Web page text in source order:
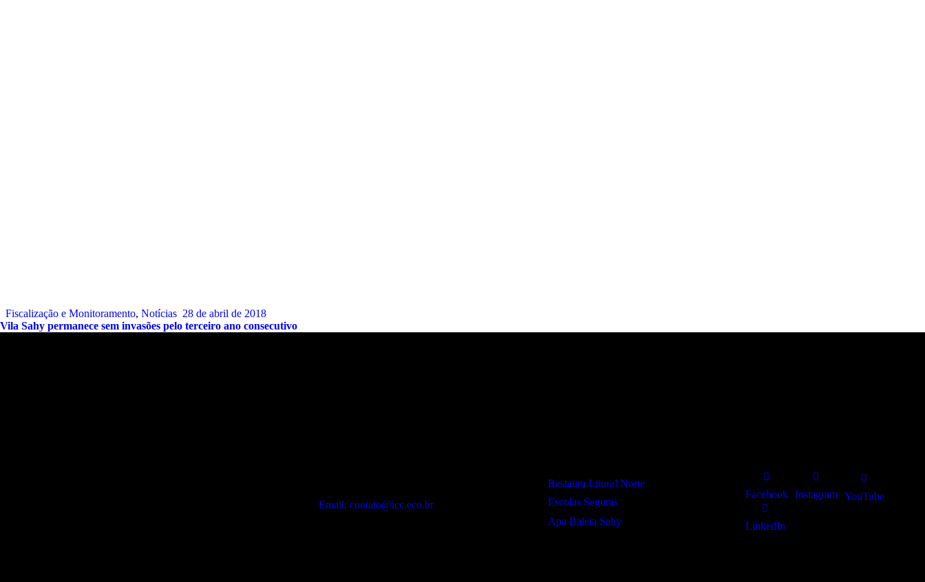
Fiscalização e Monitoramento, Notícias 28 de abril de 2018
Vila Sahy permanece sem invasões pelo terceiro ano consecutivo
Email: contato@icc.eco.br
Restaura Litoral Norte
Escolas Seguras
Apa Baleia Sahy
Facebook Instagram YouTube
LinkedIn